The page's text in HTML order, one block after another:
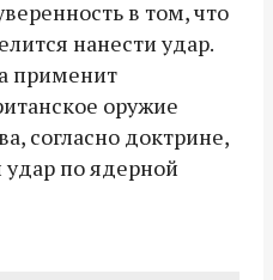
в том, что
нанести удар.
применит
оружие
согласно доктрине,
по ядерной